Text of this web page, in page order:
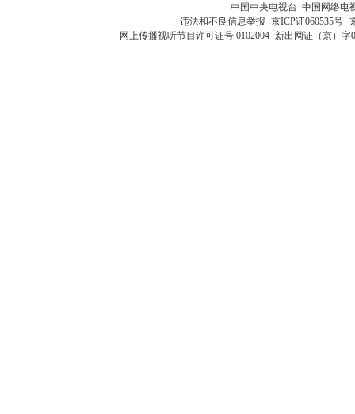
中国中央电视台 中国网络电
违法和不良信息举报 京ICP证060535号
网上传播视听节目许可证号 0102004 新出网证（京）